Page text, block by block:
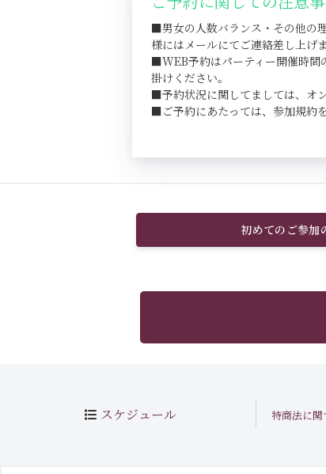
■男女の人数バランス・その他の
様にはメールにてご連絡差し上げま
■WEB予約はパーティー開催時間
掛けください。
■予約状況に関してましては、オ
■ご予約にあたっては、参加規約
初めてのご参加
スケジュール 特商法に関